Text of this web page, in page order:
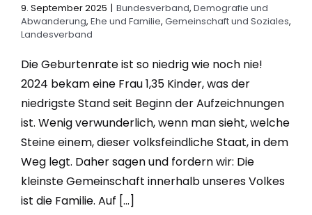
9. September 2025 | Bundesverband, Demografie und
Abwanderung, Ehe und Familie, Gemeinschaft und Soziales,
Landesverband
Die Geburtenrate ist so niedrig wie noch nie!
2024 bekam eine Frau 1,35 Kinder, was der
niedrigste Stand seit Beginn der Aufzeichnungen
ist. Wenig verwunderlich, wenn man sieht, welche
Steine einem, dieser volksfeindliche Staat, in dem
Weg legt. Daher sagen und fordern wir: Die
kleinste Gemeinschaft innerhalb unseres Volkes
ist die Familie. Auf [...]